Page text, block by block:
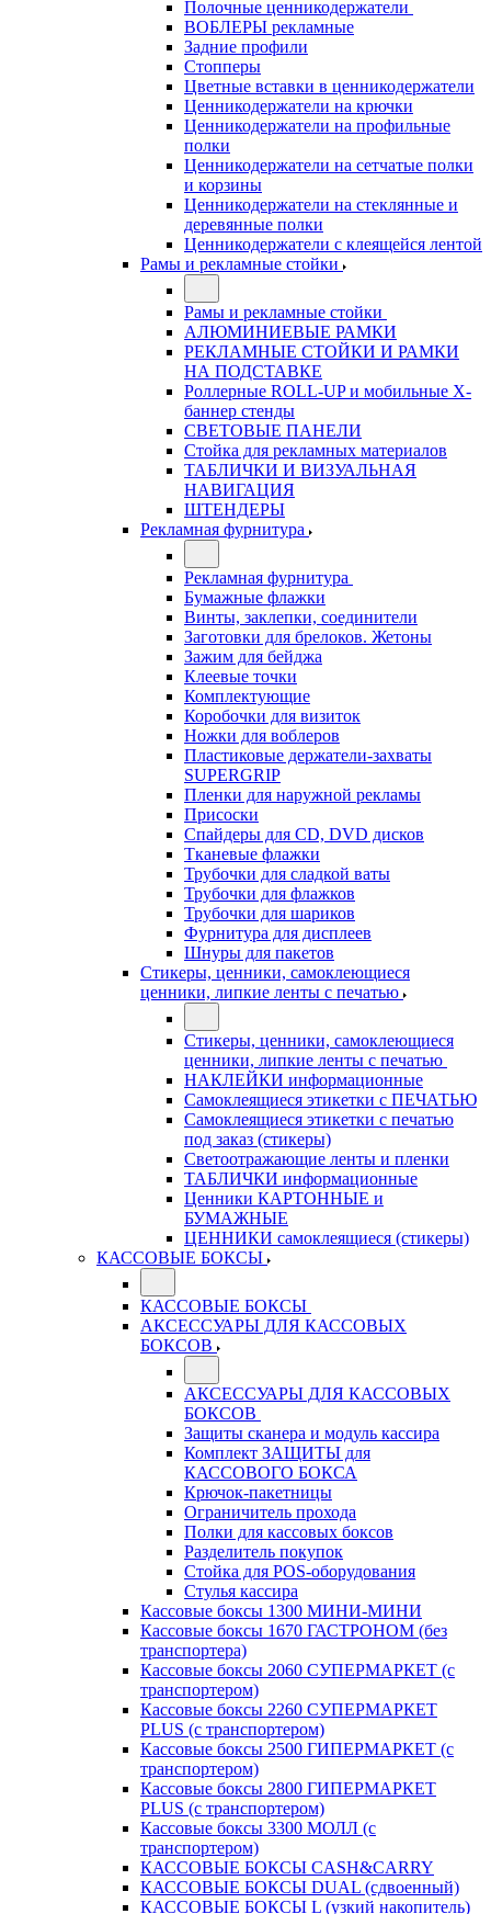
Полочные ценникодержатели
ВОБЛЕРЫ рекламные
Задние профили
Стопперы
Цветные вставки в ценникодержатели
Ценникодержатели на крючки
Ценникодержатели на профильные
полки
Ценникодержатели на сетчатые полки
и корзины
Ценникодержатели на стеклянные и
деревянные полки
Ценникодержатели с клеящейся лентой
Рамы и рекламные стойки
Рамы и рекламные стойки
АЛЮМИНИЕВЫЕ РАМКИ
РЕКЛАМНЫЕ СТОЙКИ И РАМКИ
НА ПОДСТАВКЕ
Роллерные ROLL-UP и мобильные X-
баннер стенды
СВЕТОВЫЕ ПАНЕЛИ
Стойка для рекламных материалов
ТАБЛИЧКИ И ВИЗУАЛЬНАЯ
НАВИГАЦИЯ
ШТЕНДЕРЫ
Рекламная фурнитура
Рекламная фурнитура
Бумажные флажки
Винты, заклепки, соединители
Заготовки для брелоков. Жетоны
Зажим для бейджа
Клеевые точки
Комплектующие
Коробочки для визиток
Ножки для воблеров
Пластиковые держатели-захваты
SUPERGRIP
Пленки для наружной рекламы
Присоски
Спайдеры для CD, DVD дисков
Тканевые флажки
Трубочки для сладкой ваты
Трубочки для флажков
Трубочки для шариков
Фурнитура для дисплеев
Шнуры для пакетов
Стикеры, ценники, самоклеющиеся
ценники, липкие ленты с печатью
Стикеры, ценники, самоклеющиеся
ценники, липкие ленты с печатью
НАКЛЕЙКИ информационные
Самоклеящиеся этикетки с ПЕЧАТЬЮ
Самоклеящиеся этикетки с печатью
под заказ (стикеры)
Светоотражающие ленты и пленки
ТАБЛИЧКИ информационные
Ценники КАРТОННЫЕ и
БУМАЖНЫЕ
ЦЕННИКИ самоклеящиеся (стикеры)
КАССОВЫЕ БОКСЫ
КАССОВЫЕ БОКСЫ
АКСЕССУАРЫ ДЛЯ КАССОВЫХ
БОКСОВ
АКСЕССУАРЫ ДЛЯ КАССОВЫХ
БОКСОВ
Защиты сканера и модуль кассира
Комплект ЗАЩИТЫ для
КАССОВОГО БОКСА
Крючок-пакетницы
Ограничитель прохода
Полки для кассовых боксов
Разделитель покупок
Стойка для POS-оборудования
Стулья кассира
Кассовые боксы 1300 МИНИ-МИНИ
Кассовые боксы 1670 ГАСТРОНОМ (без
транспортера)
Кассовые боксы 2060 СУПЕРМАРКЕТ (с
транспортером)
Кассовые боксы 2260 СУПЕРМАРКЕТ
PLUS (с транспортером)
Кассовые боксы 2500 ГИПЕРМАРКЕТ (с
транспортером)
Кассовые боксы 2800 ГИПЕРМАРКЕТ
PLUS (с транспортером)
Кассовые боксы 3300 МОЛЛ (с
транспортером)
КАССОВЫЕ БОКСЫ CASH&CARRY
КАССОВЫЕ БОКСЫ DUAL (сдвоенный)
КАССОВЫЕ БОКСЫ L (узкий накопитель)